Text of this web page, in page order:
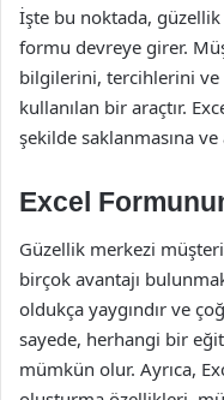
İşte bu noktada,
formu devreye girer.
bilgilerini, tercihlerini
kullanılan bir araçtır.
şekilde saklanmasına
Excel
Güzellik merkezi
birçok avantajı
oldukça yaygındır ve
sayede, herhangi bir
mümkün olur. Ayrıca,